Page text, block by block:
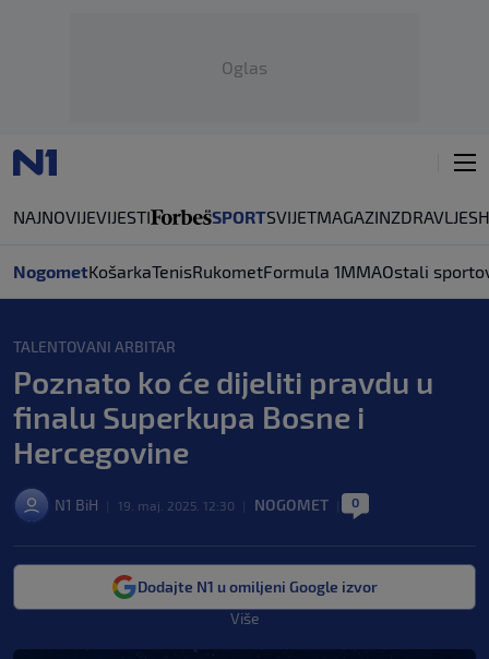
Oglas
NAJNOVIJEVIJESTI SPORTSVIJETMAGAZINZDRAVLJE
NogometKošarkaTenisRukometFormula 1MMAOstali
TALENTOVANI ARBITAR
Poznato ko će dijeliti pravdu u
finalu Superkupa Bosne i
Hercegovine
N1 BiH 19. maj. 2025. 12:30 NOGOMET 0
Dodajte N1 u omiljeni Google izvor
Više